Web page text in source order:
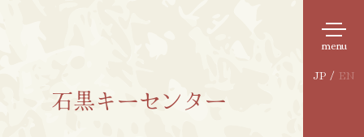
JP / EN
石黒キーセンター